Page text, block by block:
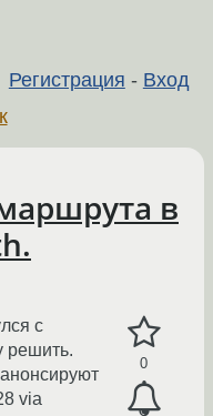
Регистрация - Вход
в
0
с
решить.
via